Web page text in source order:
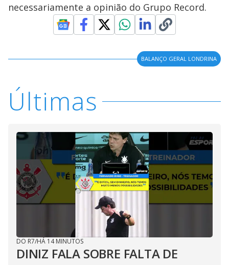
necessariamente a opinião do Grupo Record.
BALANÇO GERAL LONDRINA
Últimas
DO R7/HÁ 14 MINUTOS
DINIZ FALA SOBRE FALTA DE